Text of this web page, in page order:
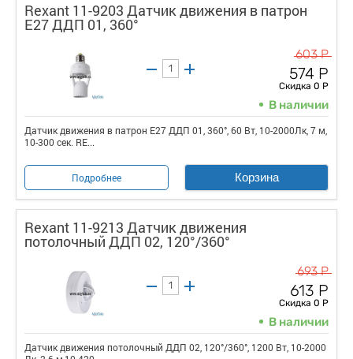
Rexant 11-9203 Датчик движения в патрон
E27 ДДП 01, 360°
603 Р
574 Р
Скидка 0 Р
В наличии
Датчик движения в патрон E27 ДДП 01, 360°, 60 Вт, 10-2000Лк, 7 м,
10-300 сек. RE...
Подробнее Корзина
Rexant 11-9213 Датчик движения
потолочный ДДП 02, 120°/360°
693 Р
613 Р
Скидка 0 Р
В наличии
Датчик движения потолочный ДДП 02, 120°/360°, 1200 Вт, 10-2000